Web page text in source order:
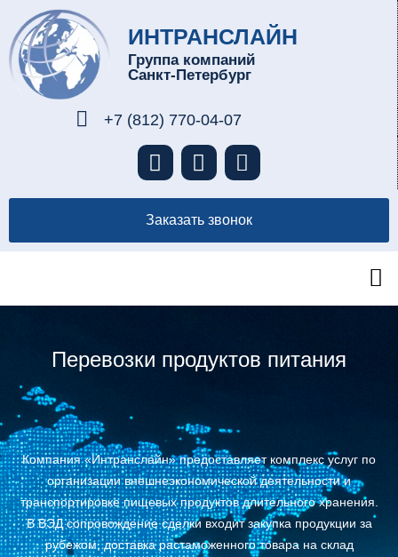
ИНТРАНСЛАЙН
Группа компаний
Санкт-Петербург
+7 (812) 770-04-07
Заказать звонок
Перевозки продуктов питания
Компания «Интранслайн» предоставляет комплекс услуг по
организации внешнеэкономической деятельности и
транспортировке пищевых продуктов длительного хранения.
В ВЭД сопровождение сделки входит закупка продукции за
рубежом, доставка растаможенного товара на склад